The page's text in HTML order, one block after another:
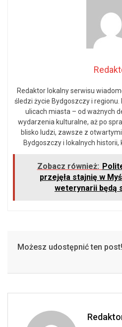
Redaktor lokalny serwisu
śledzi życie Bydgoszczy i regionu.
ulicach miasta – od ważnych
wydarzenia kulturalne, aż po
blisko ludzi, zawsze z
Bydgoszczy i lokalnych
Zobacz również:
przejęła stajnię w
weterynarii będą
Możesz udostępnić ten post!